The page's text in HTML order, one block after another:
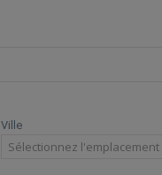
Ville
Sélectionnez l'emplacement